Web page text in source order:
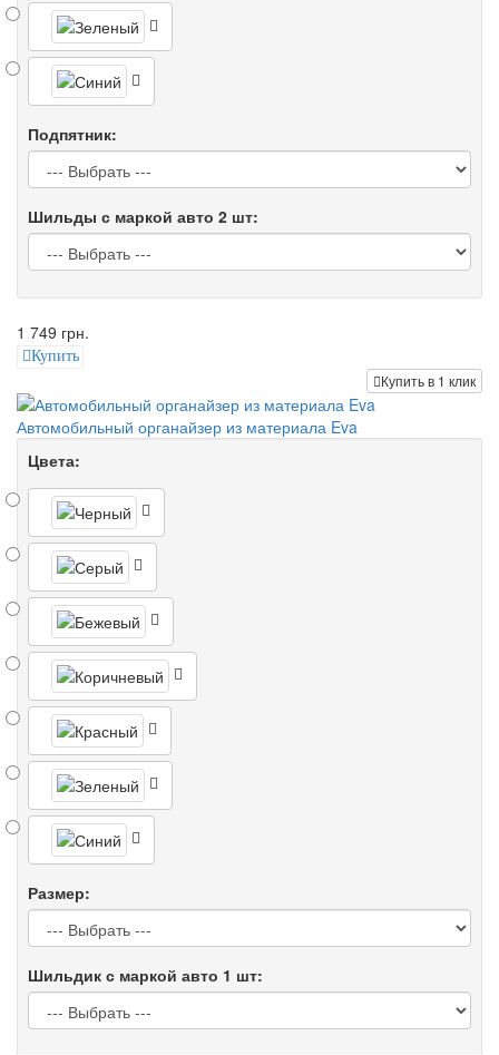
Подпятник:
Шильды с маркой авто 2 шт:
1 749 грн.
Купить
Купить в 1 клик
Автомобильный органайзер из материала Eva
Цвета:
Размер:
Шильдик с маркой авто 1 шт: